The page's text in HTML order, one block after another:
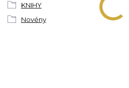
KNIHY
Novény